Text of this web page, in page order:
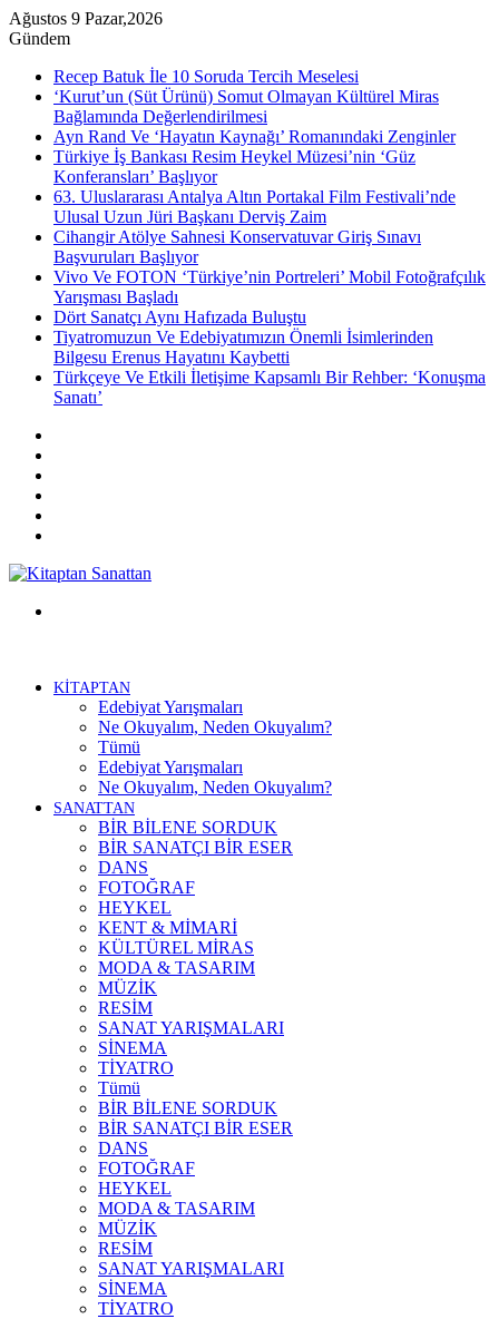
Ağustos 9 Pazar,2026
Gündem
Recep Batuk İle 10 Soruda Tercih Meselesi
‘Kurut’un (Süt Ürünü) Somut Olmayan Kültürel Miras
Bağlamında Değerlendirilmesi
Ayn Rand Ve ‘Hayatın Kaynağı’ Romanındaki Zenginler
Türkiye İş Bankası Resim Heykel Müzesi’nin ‘Güz
Konferansları’ Başlıyor
63. Uluslararası Antalya Altın Portakal Film Festivali’nde
Ulusal Uzun Jüri Başkanı Derviş Zaim
Cihangir Atölye Sahnesi Konservatuvar Giriş Sınavı
Başvuruları Başlıyor
Vivo Ve FOTON ‘Türkiye’nin Portreleri’ Mobil Fotoğrafçılık
Yarışması Başladı
Dört Sanatçı Aynı Hafızada Buluştu
Tiyatromuzun Ve Edebiyatımızın Önemli İsimlerinden
Bilgesu Erenus Hayatını Kaybetti
Türkçeye Ve Etkili İletişime Kapsamlı Bir Rehber: ‘Konuşma
Sanatı’
KİTAPTAN
Edebiyat Yarışmaları
Ne Okuyalım, Neden Okuyalım?
Tümü
Edebiyat Yarışmaları
Ne Okuyalım, Neden Okuyalım?
SANATTAN
BİR BİLENE SORDUK
BİR SANATÇI BİR ESER
DANS
FOTOĞRAF
HEYKEL
KENT & MİMARİ
KÜLTÜREL MİRAS
MODA & TASARIM
MÜZİK
RESİM
SANAT YARIŞMALARI
SİNEMA
TİYATRO
Tümü
BİR BİLENE SORDUK
BİR SANATÇI BİR ESER
DANS
FOTOĞRAF
HEYKEL
MODA & TASARIM
MÜZİK
RESİM
SANAT YARIŞMALARI
SİNEMA
TİYATRO